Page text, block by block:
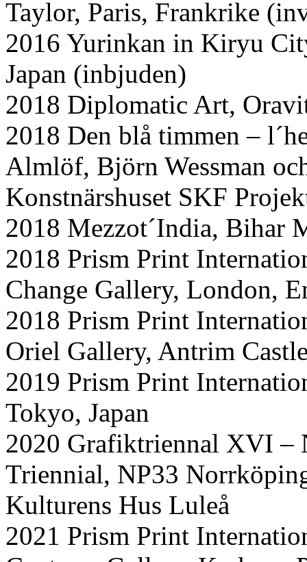
Taylor, Paris, Frankrike
2016 Yurinkan in Kiryu
Japan (inbjuden)
2018 Diplomatic Art,
2018 Den blå timmen –
Almlöf, Björn Wessman
Konstnärshuset SKF
2018 Mezzot´India, Bihar
2018 Prism Print
Change Gallery, London,
2018 Prism Print
Oriel Gallery, Antrim
2019 Prism Print
Tokyo, Japan
2020 Grafiktriennal XVI –
Triennial, NP33
Kulturens Hus Luleå
2021 Prism Print